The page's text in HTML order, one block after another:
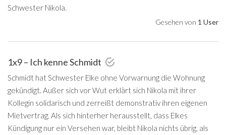
Schwester Nikola.
Gesehen von 1 User
1x9 – Ich kenne Schmidt
Schmidt hat Schwester Elke ohne Vorwarnung die Wohnung
gekündigt. Außer sich vor Wut erklärt sich Nikola mit ihrer
Kollegin solidarisch und zerreißt demonstrativ ihren eigenen
Mietvertrag. Als sich hinterher herausstellt, dass Elkes
Kündigung nur ein Versehen war, bleibt Nikola nichts übrig, als